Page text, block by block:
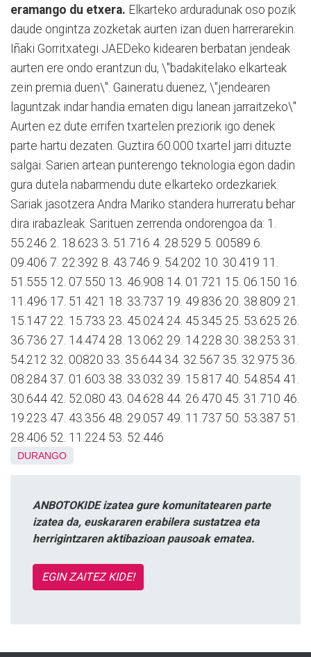
eramango du etxera. Elkarteko arduradunak oso pozik
daude ongintza zozketak aurten izan duen harrerarekin.
Iñaki Gorritxategi JAEDeko kidearen berbatan jendeak
aurten ere ondo erantzun du, \"badakitelako elkarteak
zein premia duen\". Gaineratu duenez, \"jendearen
laguntzak indar handia ematen digu lanean jarraitzeko\"
Aurten ez dute errifen txartelen preziorik igo denek
parte hartu dezaten. Guztira 60.000 txartel jarri dituzte
salgai. Sarien artean punterengo teknologia egon dadin
gura dutela nabarmendu dute elkarteko ordezkariek.
Sariak jasotzera Andra Mariko standera hurreratu behar
dira irabazleak. Sarituen zerrenda ondorengoa da: 1.
55.246 2. 18.623 3. 51.716 4. 28.529 5. 00589 6.
09.406 7. 22.392 8. 43.746 9. 54.202 10. 30.419 11.
51.555 12. 07.550 13. 46.908 14. 01.721 15. 06.150 16.
11.496 17. 51.421 18. 33.737 19. 49.836 20. 38.809 21.
15.147 22. 15.733 23. 45.024 24. 45.345 25. 53.625 26.
36.736 27. 14.474 28. 13.062 29. 14.228 30. 38.253 31.
54.212 32. 00820 33. 35.644 34. 32.567 35. 32.975 36.
08.284 37. 01.603 38. 33.032 39. 15.817 40. 54.854 41.
30.644 42. 52.080 43. 04.628 44. 26.470 45. 31.710 46.
19.223 47. 43.356 48. 29.057 49. 11.737 50. 53.387 51.
28.406 52. 11.224 53. 52.446
DURANGO
ANBOTOKIDE izatea gure komunitatearen parte
izatea da, euskararen erabilera sustatzea eta
herrigintzaren aktibazioan pausoak ematea.
EGIN ZAITEZ KIDE!